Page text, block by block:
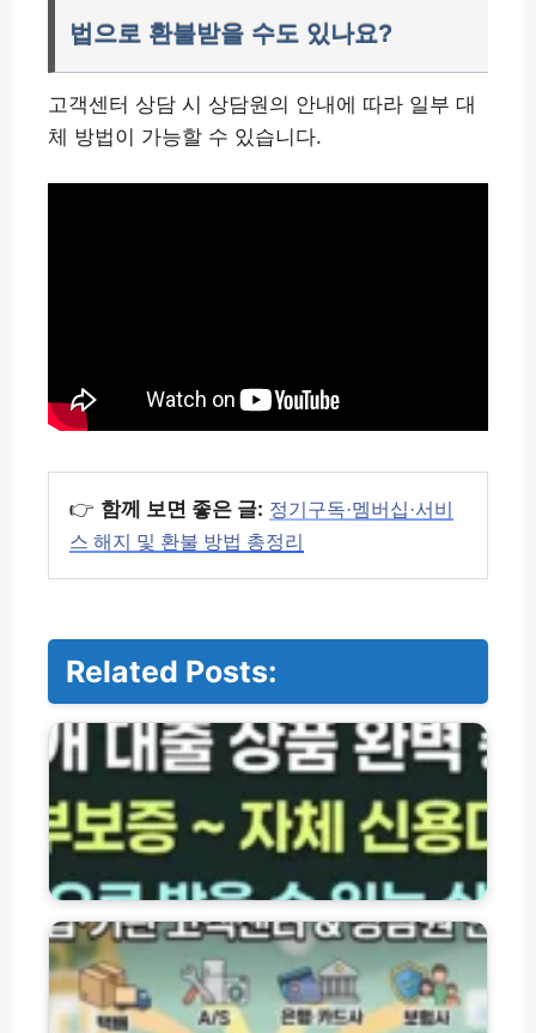
법으로 환불받을 수도 있나요?
고객센터 상담 시 상담원의 안내에 따라 일부 대
체 방법이 가능할 수 있습니다.
👉 함께 보면 좋은 글: 정기구독·멤버십·서비
스 해지 및 환불 방법 총정리
Related Posts:
저
축
은
행
서
민
금
대
출
상
품
총
정
기
업
·
기
관
별